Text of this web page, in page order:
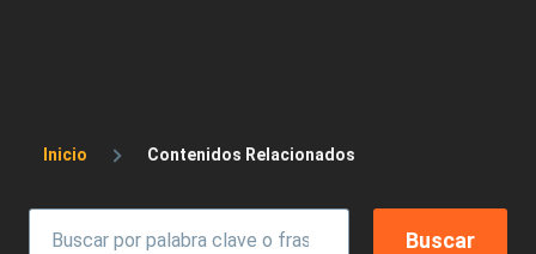
Sobrescribir enlaces de ayuda a la
Inicio Contenidos Relacionados